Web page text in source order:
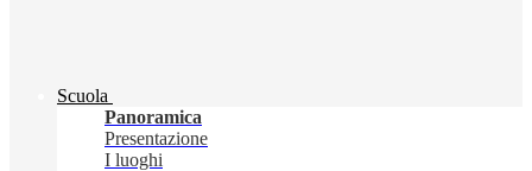
Scuola
Panoramica
Presentazione
I luoghi